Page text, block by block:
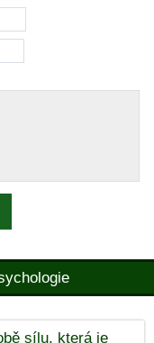
sílu, která je